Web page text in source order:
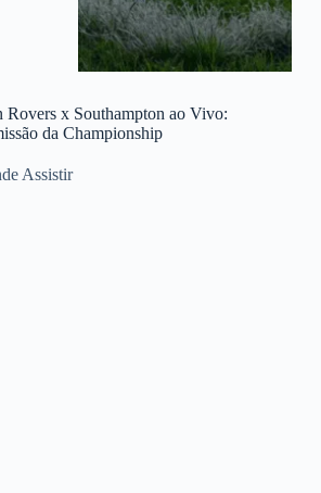
x Southampton ao Vivo:
da Championship
Assistir